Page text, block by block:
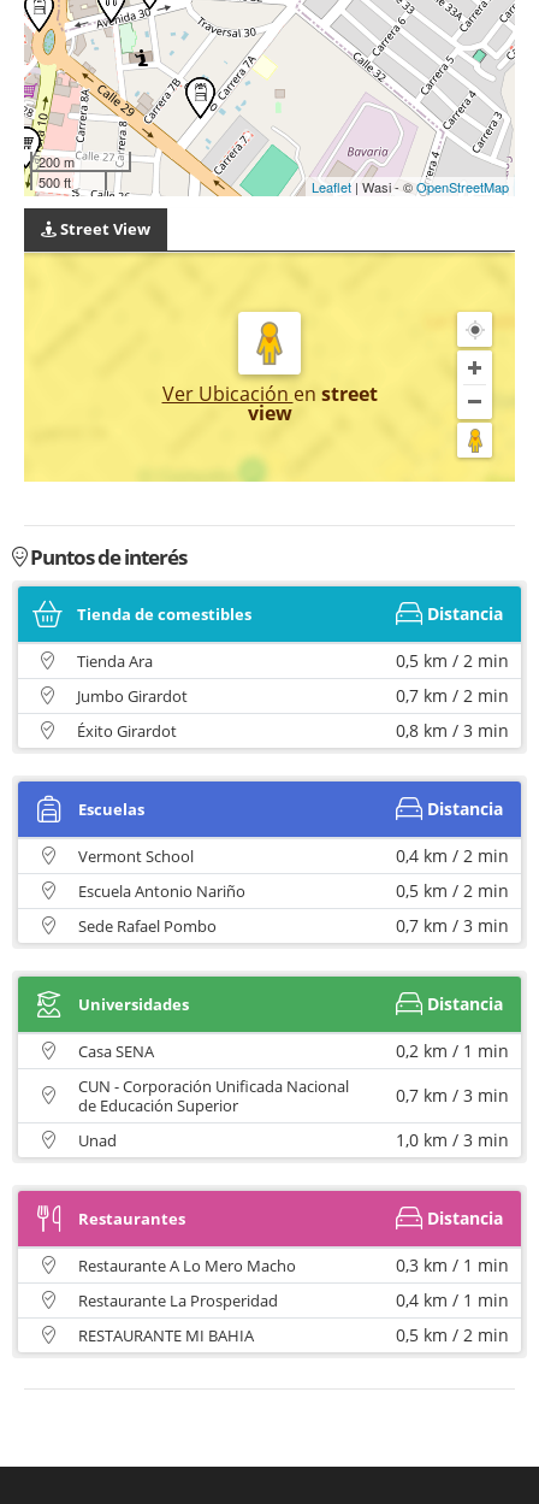
200 m
500 ft
Leaflet | Wasi - ©OpenStreetMap
Street View
Ver Ubicación en street
view
Puntos de interés
Tienda de comestibles Distancia
Tienda Ara 0,5 km / 2 min
Jumbo Girardot 0,7 km / 2 min
Éxito Girardot 0,8 km / 3 min
Escuelas Distancia
Vermont School 0,4 km / 2 min
Escuela Antonio Nariño 0,5 km / 2 min
Sede Rafael Pombo 0,7 km / 3 min
Universidades Distancia
Casa SENA 0,2 km / 1 min
CUN - Corporación Unificada Nacional
de Educación Superior
0,7 km / 3 min
Unad 1,0 km / 3 min
Restaurantes Distancia
Restaurante A Lo Mero Macho 0,3 km / 1 min
Restaurante La Prosperidad 0,4 km / 1 min
RESTAURANTE MI BAHIA 0,5 km / 2 min